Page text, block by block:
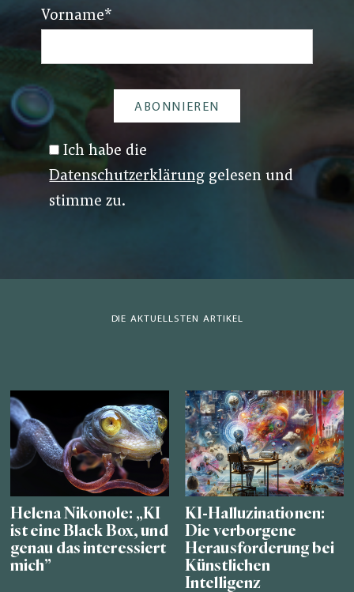
Vorname*
Ich habe die
Datenschutzerklärung gelesen und
stimme zu.
DIE AKTUELLSTEN ARTIKEL
Helena Nikonole: „KI
ist eine Black Box, und
genau das interessiert
mich”
KI-Halluzinationen:
Die verborgene
Herausforderung bei
Künstlichen
Intelligenz